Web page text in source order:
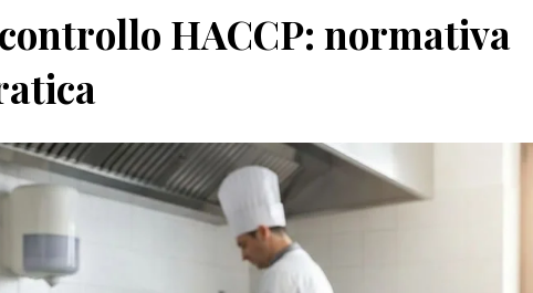
HACCP: normativa